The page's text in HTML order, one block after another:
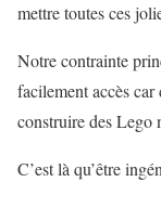
mettre toutes ces
Notre contrainte
facilement accès
construire des Lego
C’est là qu’être